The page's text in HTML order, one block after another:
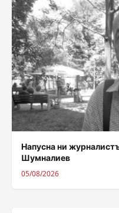
Напусна ни
Шумналиев
05/08/2026